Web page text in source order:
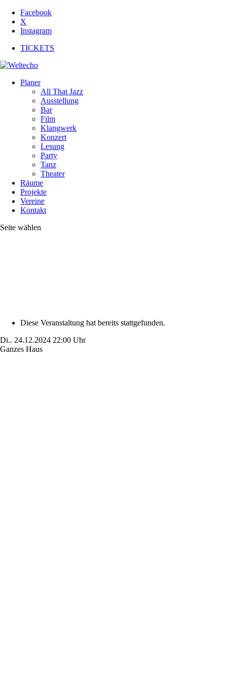
Facebook
X
Instagram
TICKETS
Planer
All That Jazz
Ausstellung
Bar
Film
Klangwerk
Konzert
Lesung
Party
Tanz
Theater
Räume
Projekte
Vereine
Kontakt
Seite wählen
Diese Veranstaltung hat bereits stattgefunden.
Di.. 24.12.2024 22:00 Uhr
Ganzes Haus